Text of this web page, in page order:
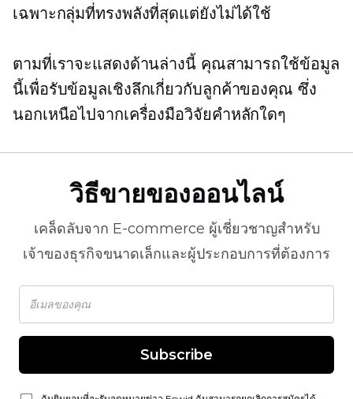
เฉพาะกลุ่มที่ทรงพลังที่สุดแต่ยังไม่ได้ใช้
ตามที่เราจะแสดงด้านล่างนี้ คุณสามารถใช้ข้อมูล
นี้เพื่อรับข้อมูลเชิงลึกเกี่ยวกับลูกค้าของคุณ ซึ่ง
นอกเหนือไปจากเครื่องมือวิจัยคำหลักใดๆ
วิธีขายของออนไลน์
เคล็ดลับจาก E-commerce ผู้เชี่ยวชาญสำหรับ
เจ้าของธุรกิจขนาดเล็กและผู้ประกอบการที่ต้องการ
Subscribe